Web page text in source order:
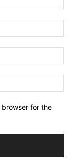
browser for the